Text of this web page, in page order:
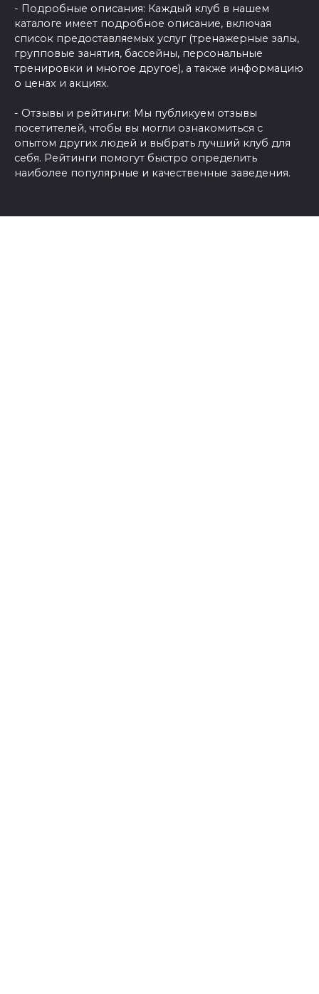
- Подробные описания: Каждый клуб в нашем
каталоге имеет подробное описание, включая
список предоставляемых услуг (тренажерные залы,
групповые занятия, бассейны, персональные
тренировки и многое другое), а также информацию
о ценах и акциях.
- Отзывы и рейтинги: Мы публикуем отзывы
посетителей, чтобы вы могли ознакомиться с
опытом других людей и выбрать лучший клуб для
себя. Рейтинги помогут быстро определить
наиболее популярные и качественные заведения.